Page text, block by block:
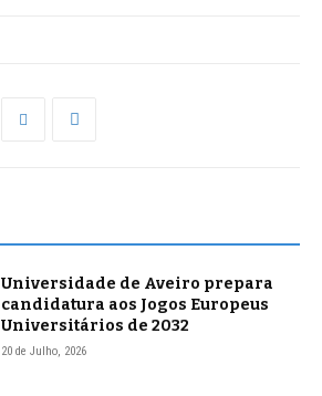
Universidade de Aveiro prepara
candidatura aos Jogos Europeus
Universitários de 2032
20 de Julho, 2026